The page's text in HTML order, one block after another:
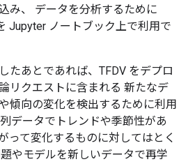
み、 データを分析するために
Jupyter ノートブック上で利用で
たあとであれば、TFDV をデプロ
リクエストに含まれる 新たなデ
傾向の変化を検出するために利用
データでトレンドや季節性があ
って変化するものに対してはとく
やモデルを新しいデータで再学